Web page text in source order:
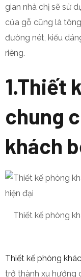
gian nhà chị sẽ sử
của gỗ cũng là
đường nét, kiểu
riêng.
1.Thiết
chung
khách
Thiết kế phòng
Thiết kế phòng
trở thành xu hướng